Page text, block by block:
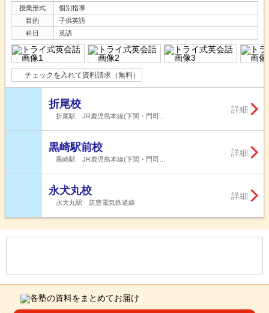
授業形式
個別指導
目的
子供英語
科目
英語
チェックを入れて資料請求（無料）
折尾校
折尾駅 JR鹿児島本線(下関・門司…
詳細
黒崎駅前校
黒崎駅 JR鹿児島本線(下関・門司…
詳細
永犬丸校
永犬丸駅 筑豊電気鉄道線
詳細